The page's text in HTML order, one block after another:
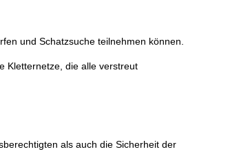
und Schatzsuche teilnehmen können.
Kletternetze, die alle verstreut
als auch die Sicherheit der